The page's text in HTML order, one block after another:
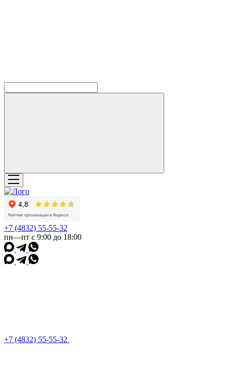
+7 (4832) 55-55-32
пн—пт с 9:00 до 18:00
+7 (4832) 55-55-32